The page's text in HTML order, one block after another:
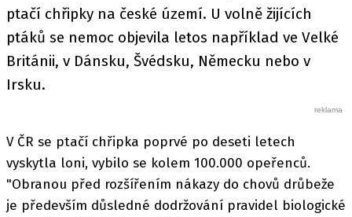
ptačí chřipky na české území. U volně žijících
ptáků se nemoc objevila letos například ve Velké
Británii, v Dánsku, Švédsku, Německu nebo v
Irsku.
V ČR se ptačí chřipka poprvé po deseti letech
vyskytla loni, vybilo se kolem 100.000 opeřenců.
"Obranou před rozšířením nákazy do chovů drůbeže
je především důsledné dodržování pravidel biologické